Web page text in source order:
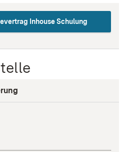
Inhouse Schulung